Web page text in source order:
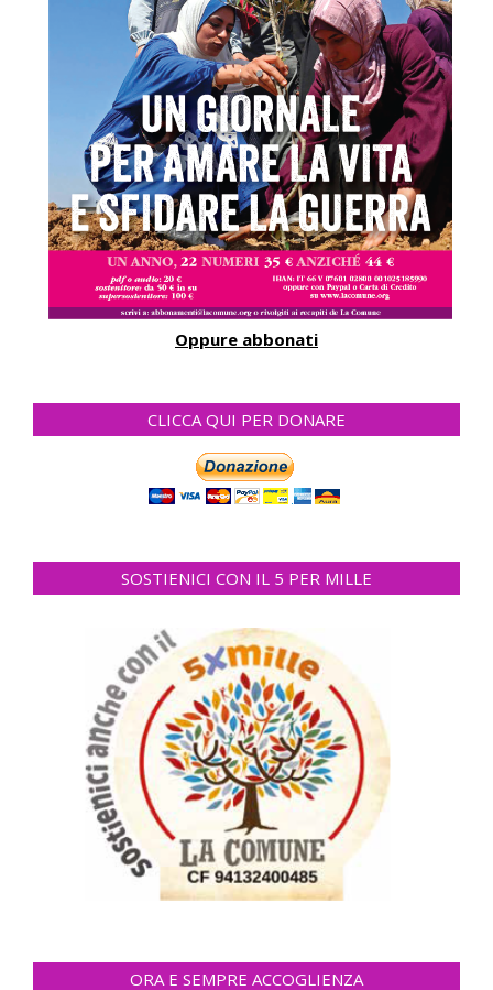
Oppure abbonati
CLICCA QUI PER DONARE
SOSTIENICI CON IL 5 PER MILLE
ORA E SEMPRE ACCOGLIENZA